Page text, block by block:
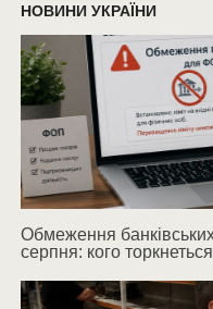
НОВИНИ УКРАЇНИ
Обмеження
серпня: кого